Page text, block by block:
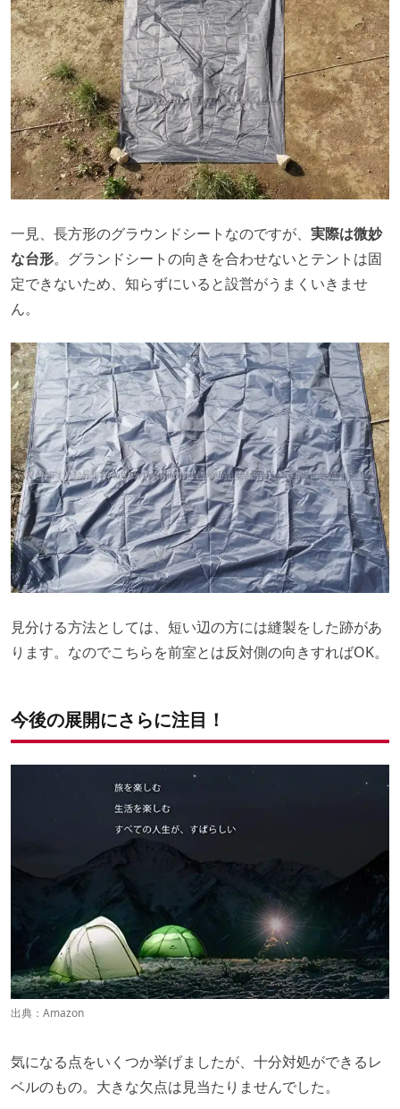
一見、長方形のグラウンドシートなのですが、 実際は微妙
な台形。グランドシートの向きを合わせないとテントは固
定できないため、知らずにいると設営がうまくいきませ
ん。
見分ける方法としては、短い辺の方には縫製をした跡があ
ります。なのでこちらを前室とは反対側の向きすればOK。
今後の展開にさらに注目！
出典： Amazon
気になる点をいくつか挙げましたが、十分対処ができるレ
ベルのもの。大きな欠点は見当たりませんでした。